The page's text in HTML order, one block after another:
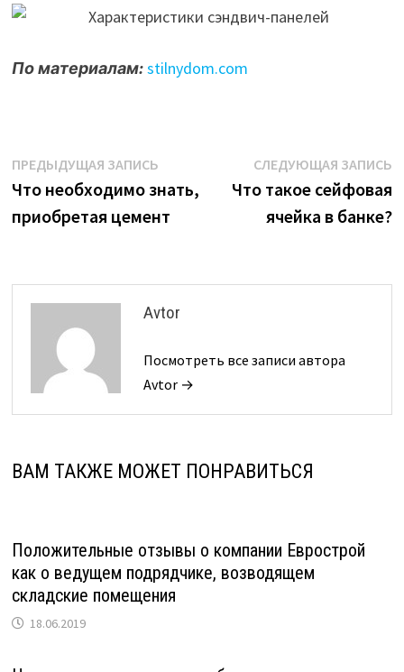
По материалам:stilnydom.com
Навигация
по
записям
ПРЕДЫДУЩАЯ ЗАПИСЬПредыдущая
запись:
Что необходимо знать,
приобретая цемент
СЛЕДУЮЩАЯ ЗАПИСЬ
Что такое сейфовая
ячейка в банке?
Avtor
Посмотреть все записи автора
Avtor →
ВАМ ТАКЖЕ МОЖЕТ ПОНРАВИТЬСЯ
Положительные отзывы о компании Еврострой
как о ведущем подрядчике, возводящем
складские помещения
18.06.2019